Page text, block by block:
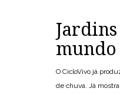
mundo
O CicloVivo já
de chuva. Já